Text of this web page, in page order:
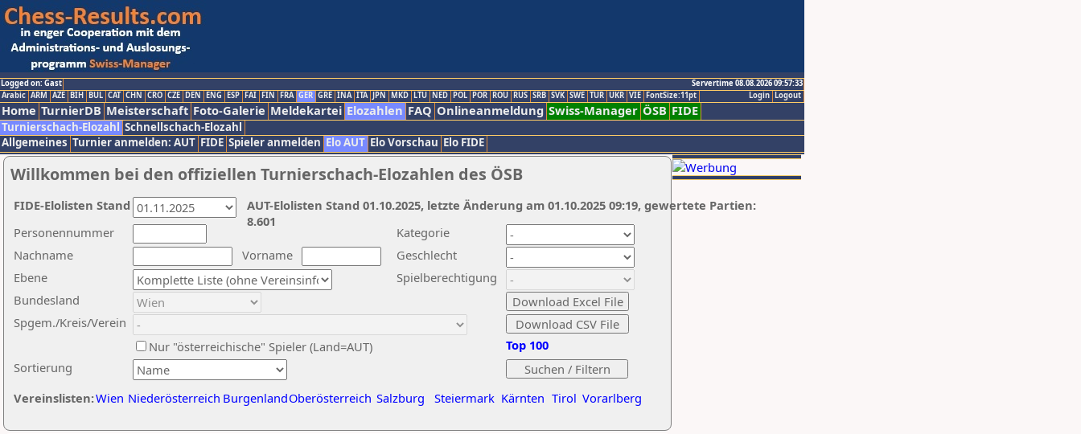
Logged on: Gast
Servertime 08.08.2026 09:57:33
Logout
Login
Arabic ARM AZE BIH BUL CAT CHN CRO CZE DEN ENG ESP FAI FIN FRA GER GRE INA ITA JPN MKD LTU NED POL POR ROU RUS SRB SVK SWE TUR UKR VIE FontSize:11pt
Home TurnierDB Meisterschaft Foto-Galerie Meldekartei Elozahlen FAQ Onlineanmeldung Swiss-Manager ÖSB FIDE
Turnierschach-Elozahl Schnellschach-Elozahl
Allgemeines Turnier anmelden: AUT FIDE Spieler anmelden Elo AUT Elo Vorschau Elo FIDE
Willkommen bei den offiziellen Turnierschach-Elozahlen des ÖSB
Nachname
Vorname
Ebene
Kategorie
Sortierung
Personennummer
Bundesland
Spgem./Kreis/Verein
Geschlecht
Nur "österreichische" Spieler (Land=AUT)
Spielberechtigung
Vereinslisten:Wien Niederösterreich BurgenlandOberösterreich Salzburg Steiermark Kärnten Tirol Vorarlberg
Top 100
AUT-Elolisten Stand 01.10.2025, letzte Änderung am 01.10.2025 09:19, gewertete Partien:
8.601
FIDE-Elolisten Stand